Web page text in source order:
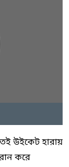
উইকেট হারায়
করে